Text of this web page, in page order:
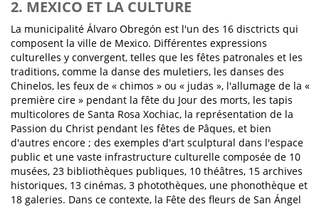
2. MEXICO ET LA CULTURE
La municipalité Álvaro Obregón est l'un des 16 disctricts qui
composent la ville de Mexico. Différentes expressions
culturelles y convergent, telles que les fêtes patronales et les
traditions, comme la danse des muletiers, les danses des
Chinelos, les feux de « chimos » ou « judas », l'allumage de la «
première cire » pendant la fête du Jour des morts, les tapis
multicolores de Santa Rosa Xochiac, la représentation de la
Passion du Christ pendant les fêtes de Pâques, et bien
d'autres encore ; des exemples d'art sculptural dans l'espace
public et une vaste infrastructure culturelle composée de 10
musées, 23 bibliothèques publiques, 10 théâtres, 15 archives
historiques, 13 cinémas, 3 photothèques, une phonothèque et
18 galeries. Dans ce contexte, la Fête des fleurs de San Ángel